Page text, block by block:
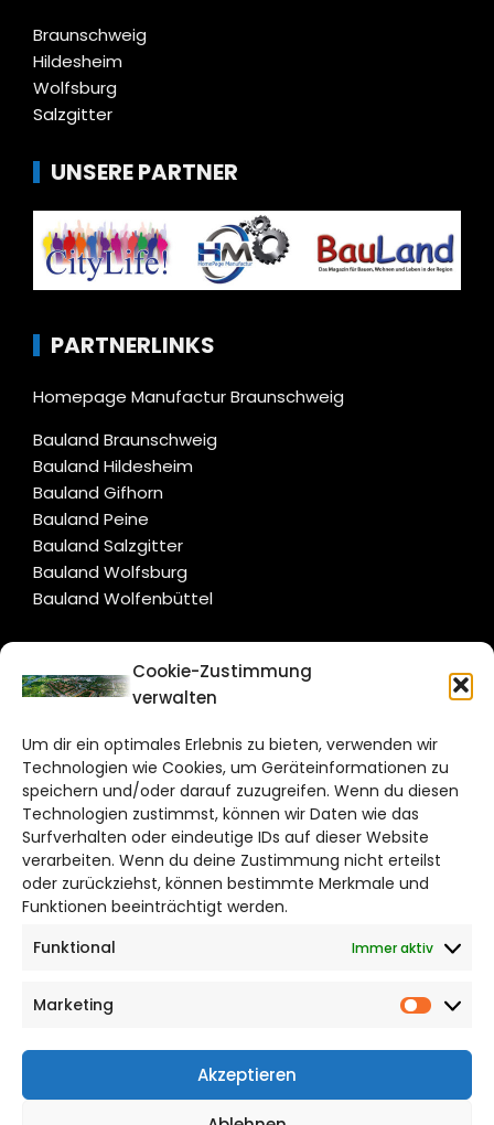
Cookie-Zustimmung
verwalten
Um dir ein optimales Erlebnis zu bieten, verwenden wir
Technologien wie Cookies, um Geräteinformationen zu
speichern und/oder darauf zuzugreifen. Wenn du diesen
Technologien zustimmst, können wir Daten wie das
Surfverhalten oder eindeutige IDs auf dieser Website
verarbeiten. Wenn du deine Zustimmung nicht erteilst
oder zurückziehst, können bestimmte Merkmale und
Funktionen beeinträchtigt werden.
Funktional
Immer aktiv
Marketing
Akzeptieren
Braunschweig
Hildesheim
Wolfsburg
Salzgitter
UNSERE PARTNER
PARTNERLINKS
Homepage Manufactur Braunschweig
Bauland Braunschweig
Bauland Hildesheim
Bauland Gifhorn
Bauland Peine
Bauland Salzgitter
Bauland Wolfsburg
Bauland Wolfenbüttel
CITYLIFE!
Bruchtorwall 12
38100 Braunschweig
Telefon: 0531 387220 – 65
DAS STADTMAGAZIN FÜR
SALZGITTER
Impressum
Cookie Richtlinie
CITYLIFE! BEI FACEBOOK